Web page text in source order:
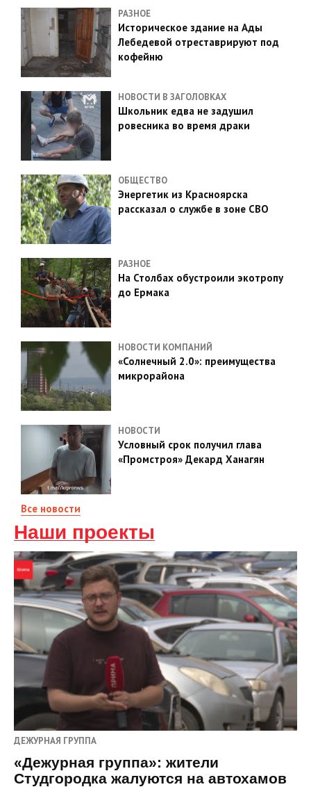
РАЗНОЕ
Историческое здание на Ады
Лебедевой отреставрируют под
кофейню
НОВОСТИ В ЗАГОЛОВКАХ
Школьник едва не задушил
ровесника во время драки
ОБЩЕСТВО
Энергетик из Красноярска
рассказал о службе в зоне СВО
РАЗНОЕ
На Столбах обустроили экотропу
до Ермака
НОВОСТИ КОМПАНИЙ
«Солнечный 2.0»: преимущества
микрорайона
НОВОСТИ
Условный срок получил глава
«Промстроя» Декард Ханагян
Все новости
Наши проекты
ДЕЖУРНАЯ ГРУППА
«Дежурная группа»: жители
Студгородка жалуются на автохамов